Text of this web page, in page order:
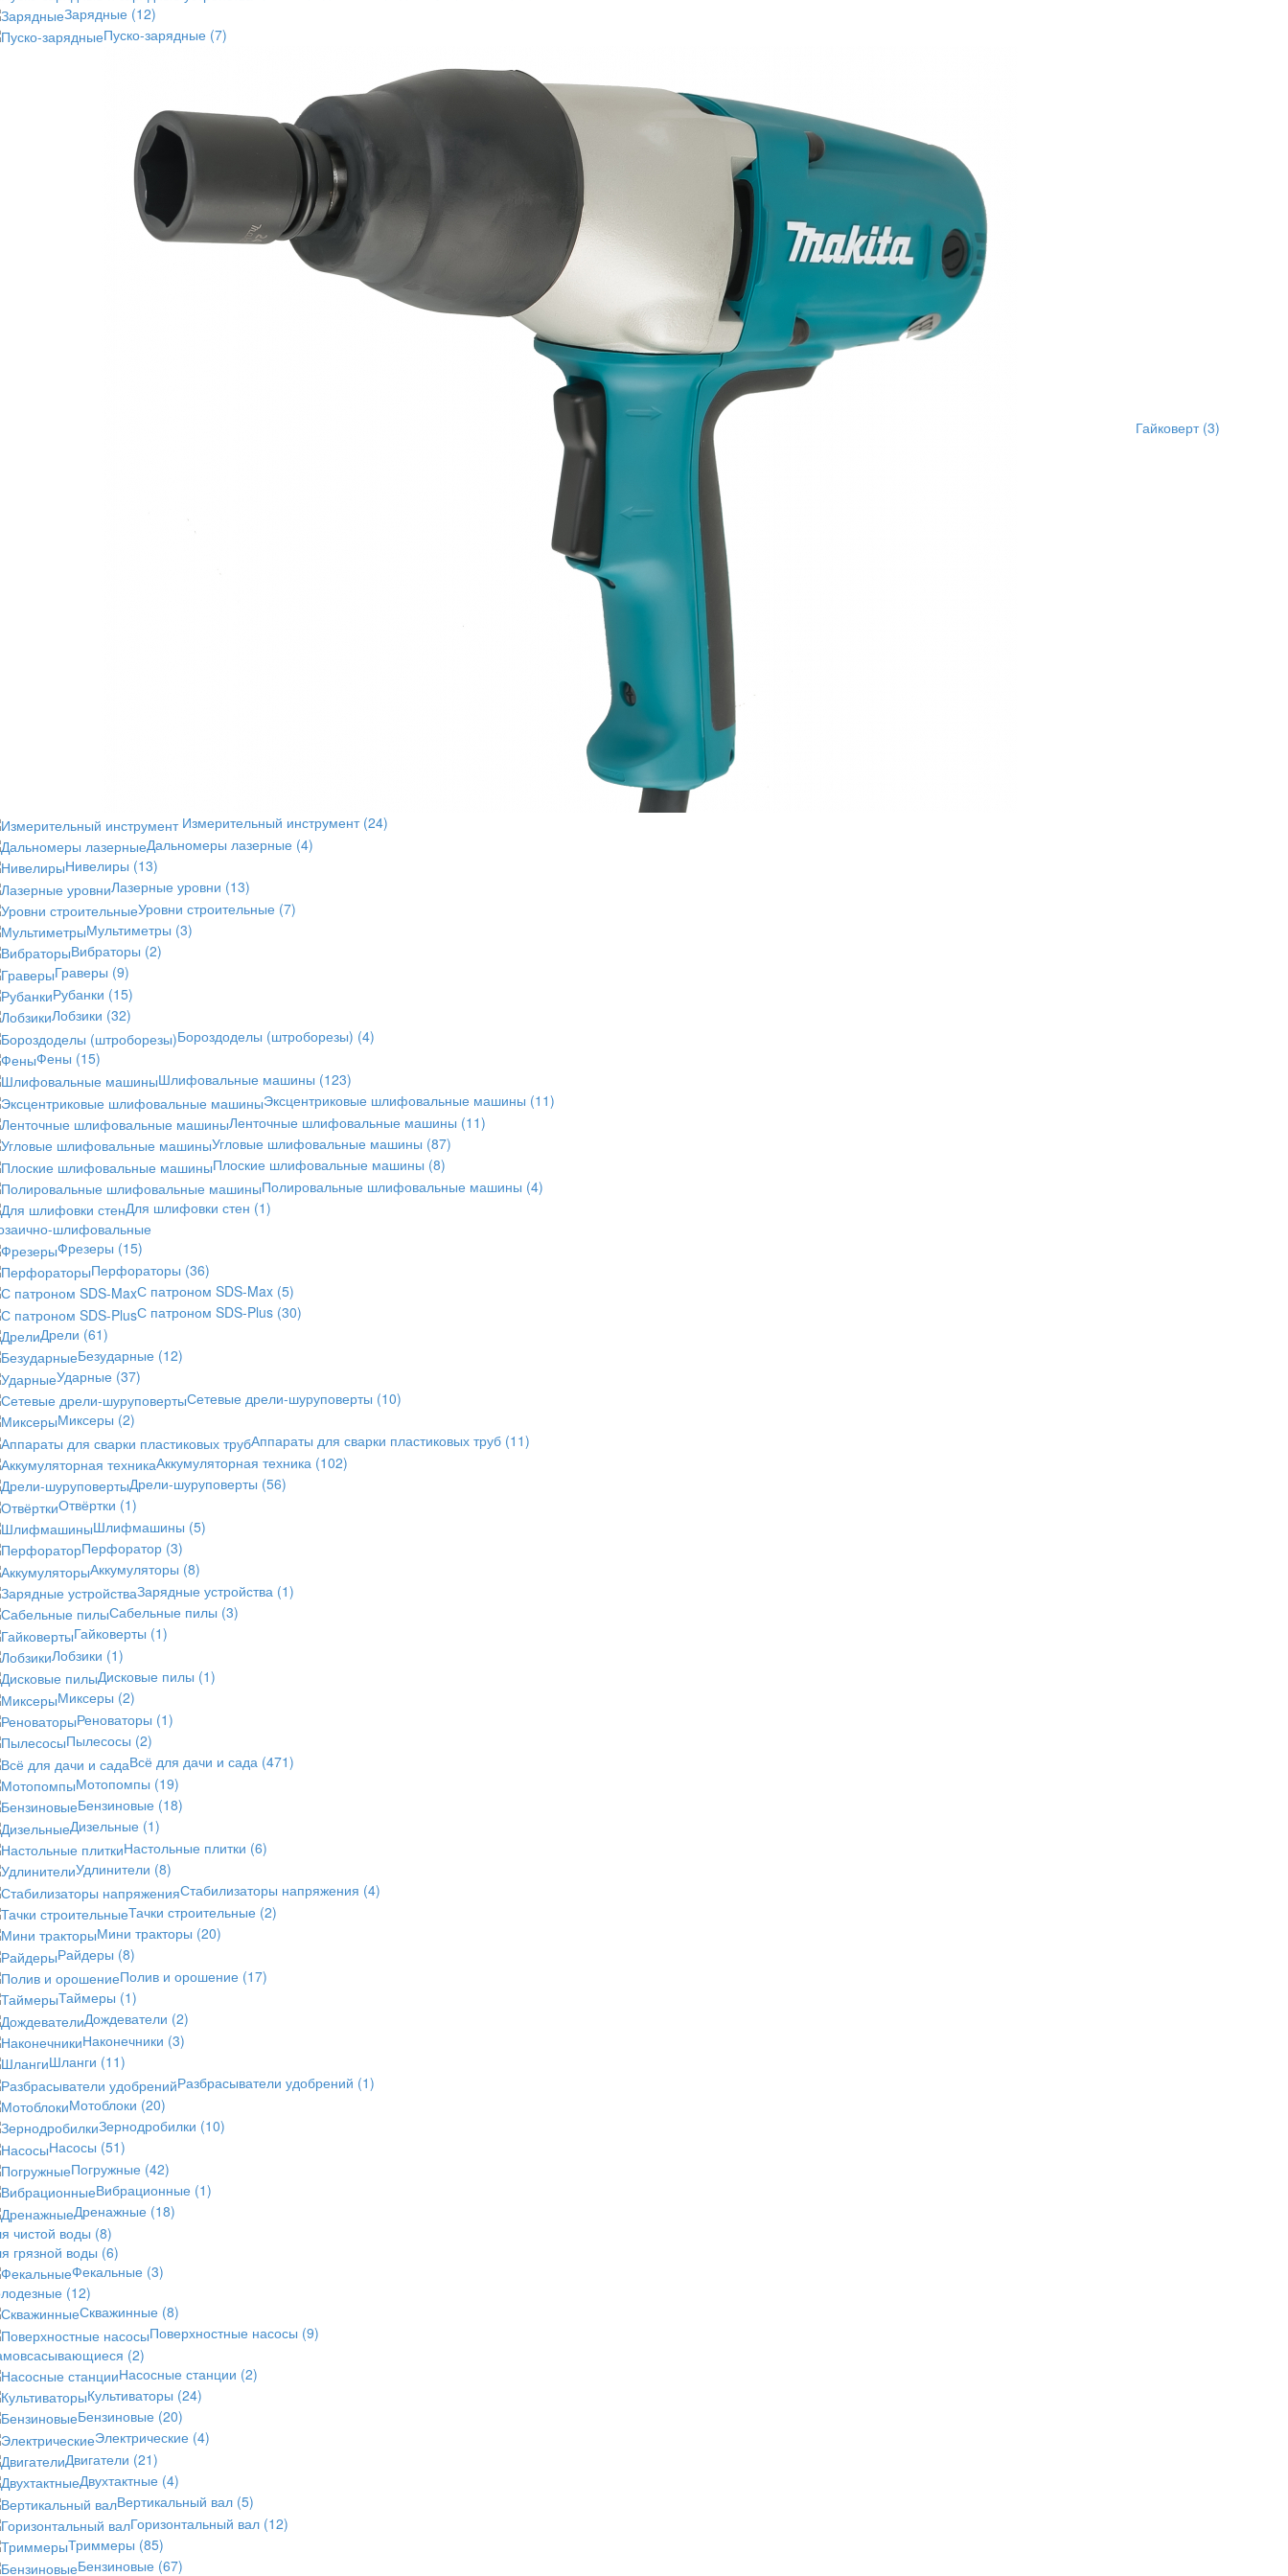
Зарядные (12)
Пуско-зарядные (7)
Гайковерт (3)
Измерительный инструмент (24)
Дальномеры лазерные (4)
Нивелиры (13)
Лазерные уровни (13)
Уровни строительные (7)
Мультиметры (3)
Вибраторы (2)
Граверы (9)
Рубанки (15)
Лобзики (32)
Бороздоделы (штроборезы) (4)
Фены (15)
Шлифовальные машины (123)
Эксцентриковые шлифовальные машины (11)
Ленточные шлифовальные машины (11)
Угловые шлифовальные машины (87)
Плоские шлифовальные машины (8)
Полировальные шлифовальные машины (4)
Для шлифовки стен (1)
шлифовальные
Фрезеры (15)
Перфораторы (36)
С патроном SDS-Max (5)
С патроном SDS-Plus (30)
Дрели (61)
Безударные (12)
Ударные (37)
Сетевые дрели-шуруповерты (10)
Миксеры (2)
Аппараты для сварки пластиковых труб (11)
Аккумуляторная техника (102)
Дрели-шуруповерты (56)
Отвёртки (1)
Шлифмашины (5)
Перфоратор (3)
Аккумуляторы (8)
Зарядные устройства (1)
Сабельные пилы (3)
Гайковерты (1)
Лобзики (1)
Дисковые пилы (1)
Миксеры (2)
Реноваторы (1)
Пылесосы (2)
Всё для дачи и сада (471)
Мотопомпы (19)
Бензиновые (18)
Дизельные (1)
Настольные плитки (6)
Удлинители (8)
Стабилизаторы напряжения (4)
Тачки строительные (2)
Мини тракторы (20)
Райдеры (8)
Полив и орошение (17)
Таймеры (1)
Дождеватели (2)
Наконечники (3)
Шланги (11)
Разбрасыватели удобрений (1)
Мотоблоки (20)
Зернодробилки (10)
Насосы (51)
Погружные (42)
Вибрационные (1)
Дренажные (18)
чистой воды (8)
грязной воды (6)
Фекальные (3)
(12)
Скважинные (8)
Поверхностные насосы (9)
(2)
Насосные станции (2)
Культиваторы (24)
Бензиновые (20)
Электрические (4)
Двигатели (21)
Двухтактные (4)
Вертикальный вал (5)
Горизонтальный вал (12)
Триммеры (85)
Бензиновые (67)